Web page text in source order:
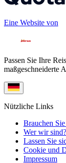
Eine Website von
Passen Sie Ihre
maßgeschneiderte
Nützliche Links
Brauchen
Wer wir sind?
Lassen Sie
Cookie und
Impressum